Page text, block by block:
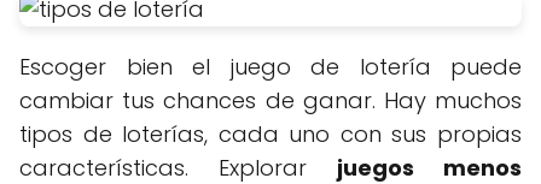
Escoger bien el juego de lotería puede
cambiar tus chances de ganar. Hay muchos
tipos de loterías, cada uno con sus propias
características. Explorar juegos menos